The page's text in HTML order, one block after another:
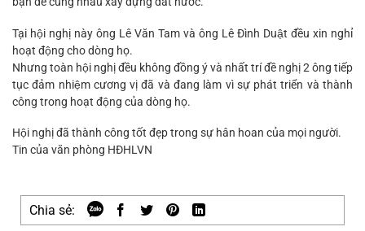
Tại hội nghị này ông Lê Văn Tam và ông Lê Đình Duật đều xin nghỉ
hoạt động cho dòng họ.
Nhưng toàn hội nghị đều không đồng ý và nhất trí đề nghị 2 ông tiếp
tục đảm nhiệm cương vị đã và đang làm vì sự phát triển và thành
công trong hoạt động của dòng họ.
Hội nghị đã thành công tốt đẹp trong sự hân hoan của mọi người.
Tin của văn phòng HĐHLVN
Chia sẻ: